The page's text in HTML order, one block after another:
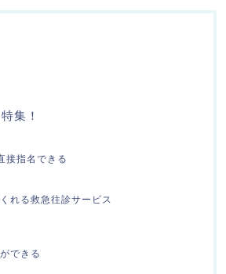
集！
接指名できる
れる救急往診サービス
できる